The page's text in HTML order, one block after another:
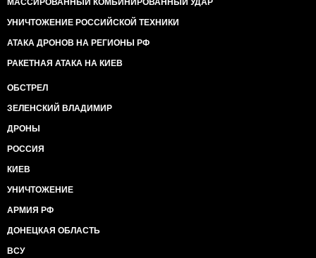
МАССИРОВАННЫЙ КОМБИНИРОВАННЫЙ УДАР
УНИЧТОЖЕНИЕ РОССИЙСКОЙ ТЕХНИКИ
АТАКА ДРОНОВ НА РЕГИОНЫ РФ
РАКЕТНАЯ АТАКА НА КИЕВ
ОБСТРЕЛ
ЗЕЛЕНСКИЙ ВЛАДИМИР
ДРОНЫ
РОССИЯ
КИЕВ
УНИЧТОЖЕНИЕ
АРМИЯ РФ
ДОНЕЦКАЯ ОБЛАСТЬ
ВСУ